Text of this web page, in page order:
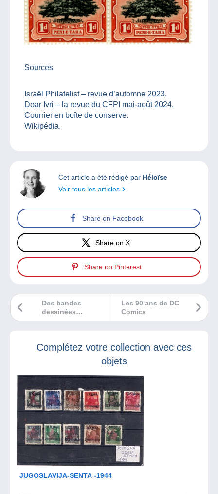
Sources
Israël Philatelist – revue d’automne 2023.
Doar Ivri – la revue du CFPI mai-août 2024.
Courrier en boîte de conserve.
Wikipédia.
Cet article a été rédigé par Héloïse
Voir tous les articles
Share on Facebook
Share on X
Share on Pinterest
Les 90 ans de DC
Comics
Des bandes
dessinées
d’aventures dans
Complétez votre collection avec ces
objets
JUGOSLAVIJA-SENTA -1944